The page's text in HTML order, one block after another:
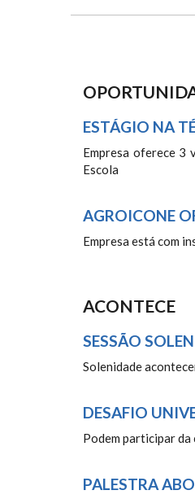
ESTÁGIO NA
Empresa oferece 3
Escola
AGROICONE
Empresa está com
ACONTECE
SESSÃO
Solenidade
DESAFIO
Podem participar
PALESTRA